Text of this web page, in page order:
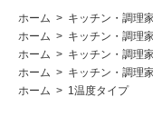
ホーム > キッチン・調理
ホーム > キッチン・調理
ホーム > キッチン・調理
ホーム > キッチン・調理
ホーム > 1温度タイプ